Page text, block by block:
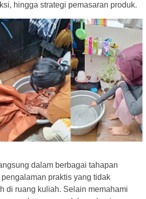
hingga strategi pemasaran produk.
dalam berbagai tahapan
praktis yang tidak
di ruang kuliah. Selain memahami